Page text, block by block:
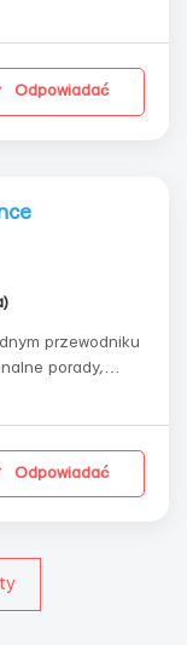
w biurze lub
Odpowiadać
przewodniku
porady,
kursy
Odpowiadać